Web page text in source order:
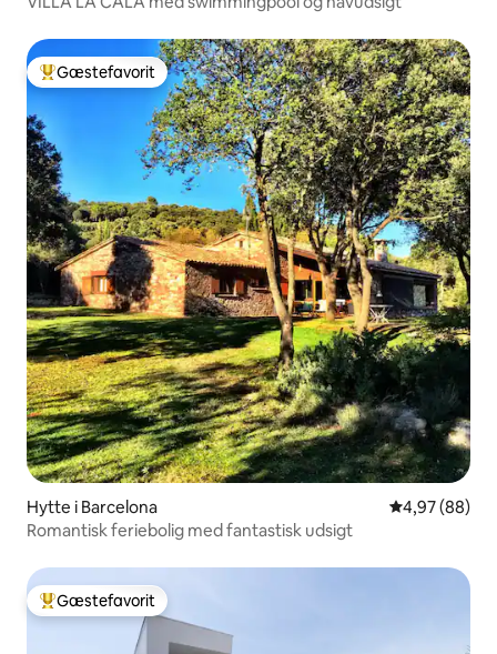
Bedste gæstefavorit
Gæstefavorit
Hytte i Barcelona 4,97 ud af 5 i
4,97 (88)
Romantisk feriebolig med fantastisk udsigt
Bedste gæstefavorit
Gæstefavorit